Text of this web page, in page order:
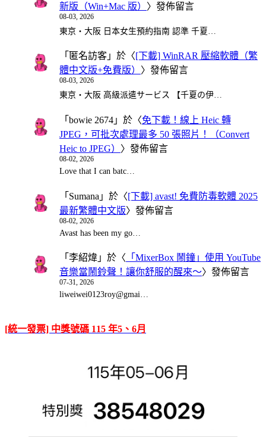
新版（Win+Mac 版） 〉發佈留言
08-03, 2026
東京・大阪 日本女生預約指南 認準 千夏…
「 匿名訪客 」於〈[下載] WinRAR 壓縮軟體（繁
體中文版+免費版） 〉發佈留言
08-03, 2026
東京・大阪 高級派遣サービス 【千夏の伊…
「 bowie 2674 」於〈免下載！線上 Heic 轉
JPEG，可批次處理最多 50 張照片！（Convert
Heic to JPEG） 〉發佈留言
08-02, 2026
Love that I can batc…
「 Sumana 」於〈[下載] avast! 免費防毒軟體 2025
最新繁體中文版〉發佈留言
08-02, 2026
Avast has been my go…
「 李紹煒 」於〈 「MixerBox 鬧鐘」使用 YouTube
音樂當鬧鈴聲！讓你舒服的醒來～〉發佈留言
07-31, 2026
liweiwei0123roy@gmai…
[統一發票] 中獎號碼 115 年5、6月